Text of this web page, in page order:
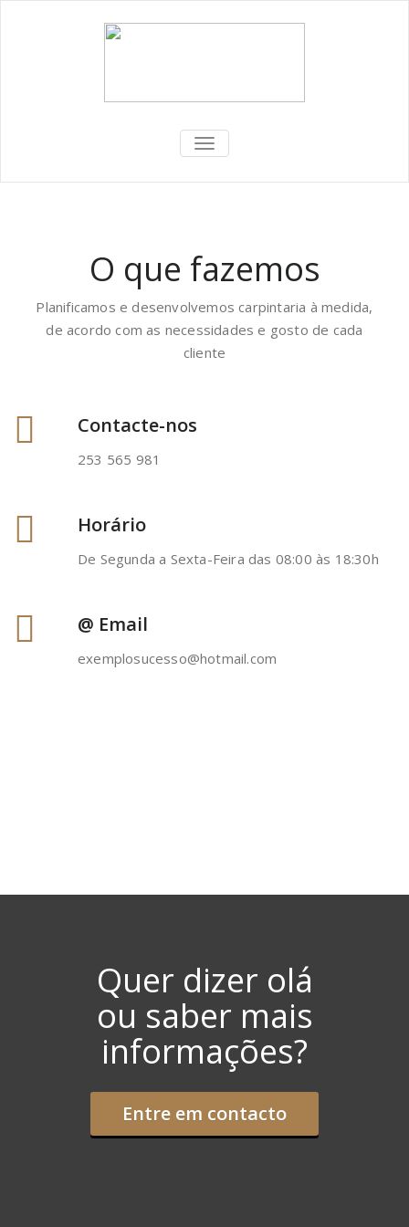
ALTERNAR
A
O que fazemos
Planificamos e desenvolvemos carpintaria à medida,
de acordo com as necessidades e gosto de cada
cliente
Contacte-nos
253 565 981
Horário
De Segunda a Sexta-Feira das 08:00 às 18:30h
@ Email
exemplosucesso@hotmail.com
Quer dizer olá
ou saber mais
informações?
Entre em contacto